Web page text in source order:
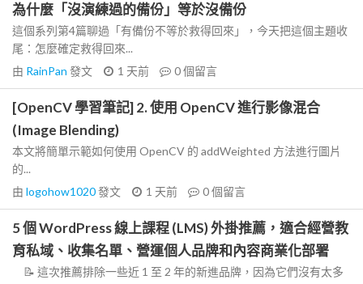
為什麼「沒演練過的備份」等於沒備份
這個系列第4篇聊過「有備份不等於救得回來」，今天把這個主題收
尾：怎麼確定救得回來...
由 RainPan 發文 1 天前 0個留言
[OpenCV 學習筆記] 2. 使用 OpenCV 進行影像混合
(Image Blending)
本文將簡單示範如何使用 OpenCV 的 addWeighted 方法進行圖片
的...
由 logohow1020發文 1 天前 0個留言
5 個 WordPress 線上課程 (LMS) 外掛推薦，適合經營教
育私域、收集名單、營運個人品牌和內容商業化部署
📝 這次推薦排除一些近 1 至 2 年的新進品牌，因為它們沒有太多